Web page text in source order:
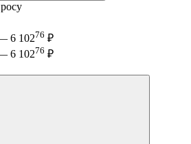
6 10276 ₽
6 10276 ₽